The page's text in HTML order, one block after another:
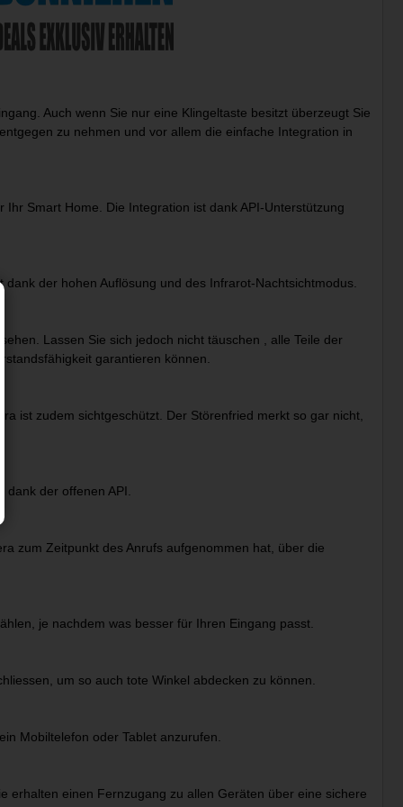
Auch wenn Sie nur eine Klingeltaste besitzt überzeugt Sie
zu nehmen und vor allem die einfache Integration in
Smart Home. Die Integration ist dank API-Unterstützung
der hohen Auflösung und des Infrarot-Nachtsichtmodus.
Lassen Sie sich jedoch nicht täuschen , alle Teile der
garantieren können.
ist zudem sichtgeschützt. Der Störenfried merkt so gar nicht,
dank der offenen API.
zum Zeitpunkt des Anrufs aufgenommen hat, über die
je nachdem was besser für Ihren Eingang passt.
um so auch tote Winkel abdecken zu können.
Mobiltelefon oder Tablet anzurufen.
erhalten einen Fernzugang zu allen Geräten über eine sichere